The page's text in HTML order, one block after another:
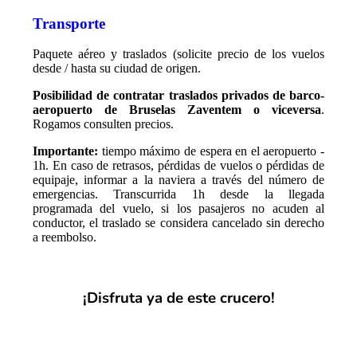
Transporte
Paquete aéreo y traslados (solicite precio de los vuelos
desde / hasta su ciudad de origen.
Posibilidad de contratar traslados privados de barco-
aeropuerto de Bruselas Zaventem o viceversa.
Rogamos consulten precios.
Importante: tiempo máximo de espera en el aeropuerto -
1h. En caso de retrasos, pérdidas de vuelos o pérdidas de
equipaje, informar a la naviera a través del número de
emergencias. Transcurrida 1h desde la llegada
programada del vuelo, si los pasajeros no acuden al
conductor, el traslado se considera cancelado sin derecho
a reembolso.
¡Disfruta ya de este crucero!